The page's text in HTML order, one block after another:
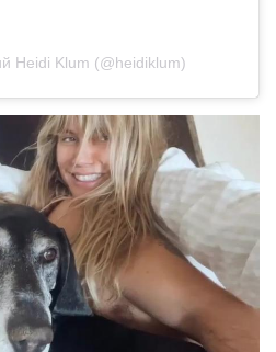
Heidi Klum (@heidiklum)